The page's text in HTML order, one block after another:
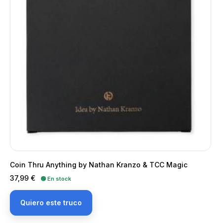
Coin Thru Anything by Nathan Kranzo & TCC Magic
Precio
37,99 € 🟢 En stock
Quiero este truco